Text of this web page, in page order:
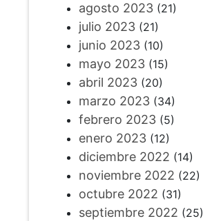
agosto 2023(21)
julio 2023(21)
junio 2023(10)
mayo 2023(15)
abril 2023(20)
marzo 2023(34)
febrero 2023(5)
enero 2023(12)
diciembre 2022 (14)
noviembre 2022 (22)
octubre 2022 (31)
septiembre 2022 (25)